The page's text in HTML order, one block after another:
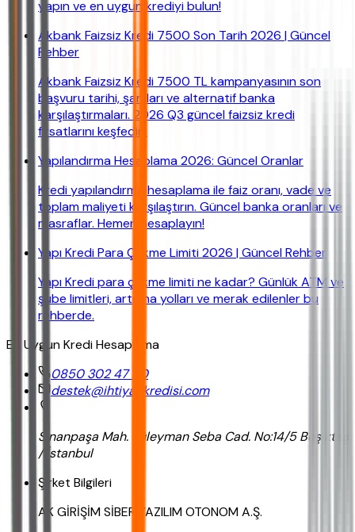
yapın ve en uygun krediyi bulun!
Akbank Faizsiz Kredi 7500 Son Tarih 2026 | Güncel
Rehber
Akbank Faizsiz Kredi 7500 TL kampanyasının son
başvuru tarihi, şartları ve alternatif banka
karşılaştırmaları. 2026 Q3 güncel faizsiz kredi
fırsatlarını keşfedin.
Yapılandırma Hesaplama 2026: Güncel Oranlar
Kredi yapılandırma hesaplama ile faiz oranı, vade ve
toplam maliyeti karşılaştırın. Güncel banka oranları ve
masraflar. Hemen hesaplayın!
Yapı Kredi Para Çekme Limiti 2026 | Güncel Rehber
Yapı Kredi para çekme limiti ne kadar? Günlük ATM ve
şube limitleri, artırma yolları ve merak edilenler bu
rehberde.
En Uygun Kredi Hesaplama
0850 302 47 90
destek@ihtiyackredisi.com
Sinanpaşa Mah. Süleyman Seba Cad. No:14/5 Beşiktaş
/ İstanbul
Şirket Bilgileri
AK GİRİŞİM SİBER YAZILIM OTONOM A.Ş.